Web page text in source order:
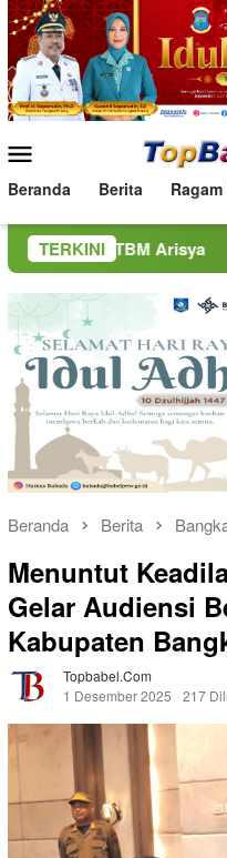
Loncat
ke
konten
Mobile
Beranda Berita
TERKINI
Arisya Aksi Demo
Beranda Berita
Menuntut
Gelar Audiensi
Kabupaten
Topbabel.com
1 Desember 2025
217